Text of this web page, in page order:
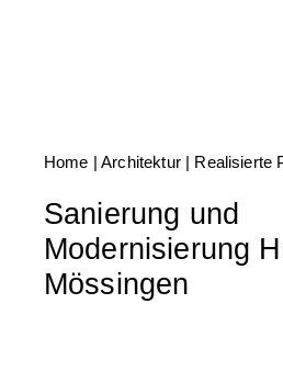
Home | Architektur | Realisierte
Sanierung und
Modernisierung
Mössingen